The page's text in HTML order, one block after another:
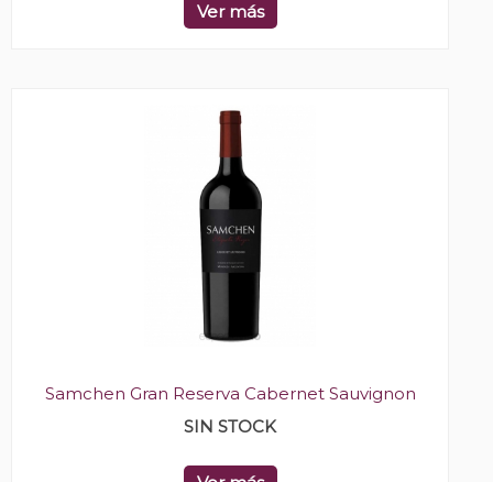
Ver más
Samchen Gran Reserva Cabernet Sauvignon
SIN STOCK